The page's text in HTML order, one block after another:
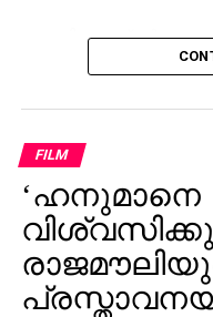
ശബരിമല
പിണറായി വിജയന്‍
പാര്‍ട്ടിക്ക് ഒരു
ഗോവിന്ദന് മാത്രമേ
പരിഹസിച്ചു.
പോറ്റിക്കെതിരെ
കുടുങ്ങിയാല്‍ പലരും
FILM
‘ഹനുമാനെ